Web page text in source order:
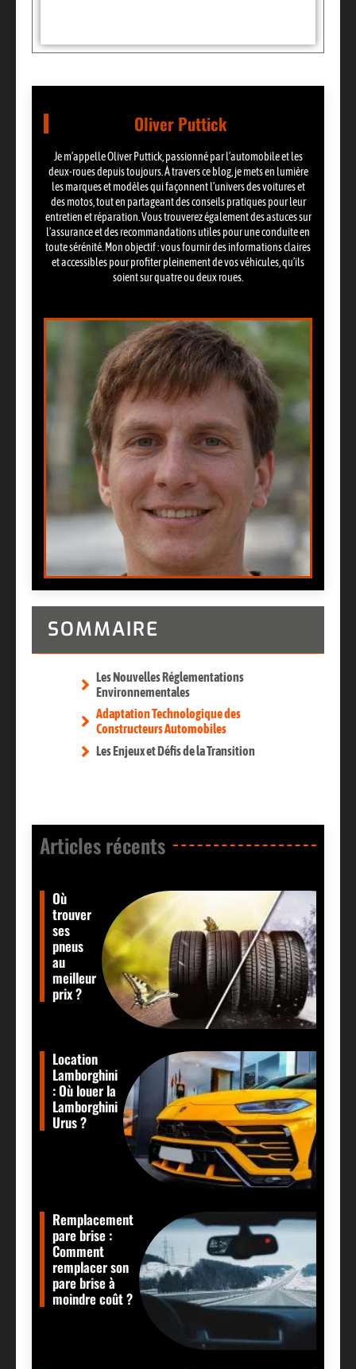
Oliver Puttick
Je m’appelle Oliver Puttick, passionné par l’automobile et les
deux-roues depuis toujours. À travers ce blog, je mets en lumière
les marques et modèles qui façonnent l’univers des voitures et
des motos, tout en partageant des conseils pratiques pour leur
entretien et réparation. Vous trouverez également des astuces sur
l’assurance et des recommandations utiles pour une conduite en
toute sérénité. Mon objectif : vous fournir des informations claires
et accessibles pour profiter pleinement de vos véhicules, qu’ils
soient sur quatre ou deux roues.
SOMMAIRE
Les Nouvelles Réglementations
Environnementales
Adaptation Technologique des
Constructeurs Automobiles
Les Enjeux et Défis de la Transition
Articles récents​
Où
trouver
ses
pneus
au
meilleur
prix ?
Location
Lamborghini
: Où louer la
Lamborghini
Urus ?
Remplacement
pare brise :
Comment
remplacer son
pare brise à
moindre coût ?